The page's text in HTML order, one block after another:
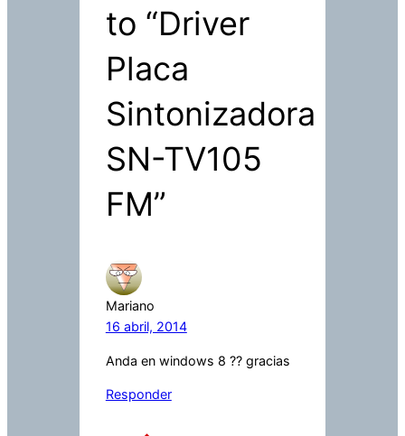
to “Driver
Placa
Sintonizadora
SN-TV105
FM”
Mariano
16 abril, 2014
Anda en windows 8 ?? gracias
Responder